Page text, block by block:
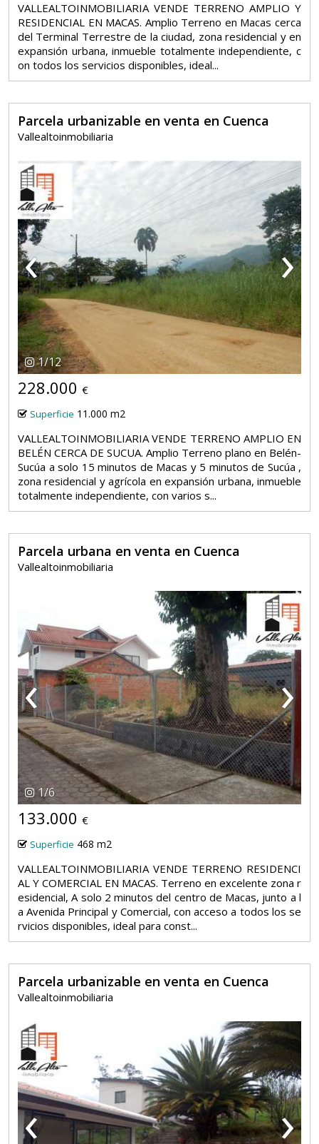
VALLEALTOINMOBILIARIA VENDE TERRENO AMPLIO Y
RESIDENCIAL EN MACAS. Amplio Terreno en Macas cerca
del Terminal Terrestre de la ciudad, zona residencial y en
expansión urbana, inmueble totalmente independiente, c
on todos los servicios disponibles, ideal...
Parcela urbanizable en venta en Cuenca
Vallealtoinmobiliaria
‹ ›
1/12
228.000 €
Superficie 11.000 m2
VALLEALTOINMOBILIARIA VENDE TERRENO AMPLIO EN
BELÉN CERCA DE SUCUA. Amplio Terreno plano en Belén-
Sucúa a solo 15 minutos de Macas y 5 minutos de Sucúa ,
zona residencial y agrícola en expansión urbana, inmueble
totalmente independiente, con varios s...
Parcela urbana en venta en Cuenca
Vallealtoinmobiliaria
‹ ›
1/6
133.000 €
Superficie 468 m2
VALLEALTOINMOBILIARIA VENDE TERRENO RESIDENCI
AL Y COMERCIAL EN MACAS. Terreno en excelente zona r
esidencial, A solo 2 minutos del centro de Macas, junto a l
a Avenida Principal y Comercial, con acceso a todos los se
rvicios disponibles, ideal para const...
Parcela urbanizable en venta en Cuenca
Vallealtoinmobiliaria
‹ ›